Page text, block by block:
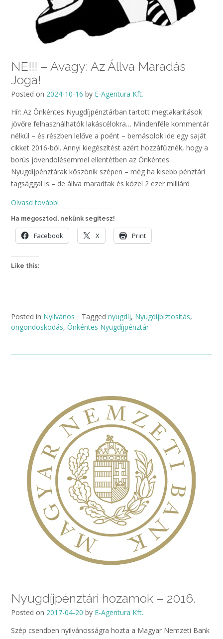
NE!!! – Avagy: Az Állva Maradás
Joga!
Posted on 2024-10-16 by E-Agentura Kft.
Hír: Az Önkéntes Nyugdíjpénztárban tartott megtakarítások
jövőre felhasználhatók lakáscélokra… Mindenféle kommentár
nélkül – és részben lelőve a poént – bemásolok ide egy saját
cikket 2016-ból. Annyi kiegészítést azért hozzáfűznék, hogy a
borús jövendölésemmel ellentétben az Önkéntes
Nyugdíjpénztárak köszönik szépen – még ha kisebb pénztári
tagsággal is – de állva maradtak és közel 2 ezer milliárd
Olvasd tovább!
Ha megosztod, nekünk segítesz!
Facebook X Print
Like this:
Posted in Nyilvános Tagged nyugdíj, Nyugdíjbiztosítás,
öngondoskodás, Önkéntes Nyugdíjpénztár
Nyugdíjpénztári hozamok – 2016.
Posted on 2017-04-20 by E-Agentura Kft.
Szép csendben nyilvánosságra hozta a Magyar Nemzeti Bank